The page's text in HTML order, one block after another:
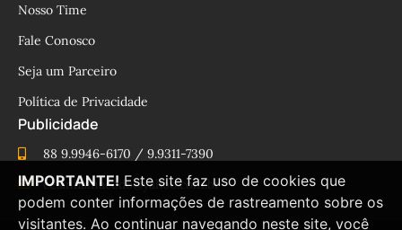
Nosso Time
Fale Conosco
Seja um Parceiro
Política de Privacidade
Publicidade
88 9.9946-6170 / 9.9311-7390
cesinhamacedo@yahoo.com.br
IMPORTANTE! Este site faz uso de cookies que
podem conter informações de rastreamento sobre os
visitantes. Ao continuar navegando neste site, você